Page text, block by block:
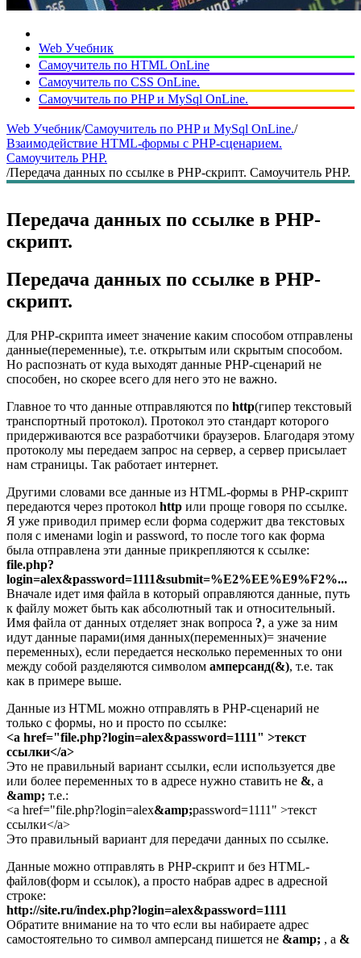
Web Учебник
Самоучитель по HTML OnLine
Самоучитель по CSS OnLine.
Самоучитель по PHP и MySql OnLine.
Web Учебник/Самоучитель по PHP и MySql OnLine./
Взаимодействие HTML-формы с PHP-сценарием.
Самоучитель PHP.
/Передача данных по ссылке в PHP-скрипт. Самоучитель PHP.
Передача данных по ссылке в PHP-
скрипт.
Передача данных по ссылке в PHP-
скрипт.
Для PHP-скрипта имеет значение каким способом отправлены
данные(переменные), т.е. открытым или скрытым способом.
Но распознать от куда выходят данные PHP-сценарий не
способен, но скорее всего для него это не важно.
Главное то что данные отправляются по http(гипер текстовый
транспортный протокол). Протокол это стандарт которого
придерживаются все разработчики браузеров. Благодаря этому
протоколу мы передаем запрос на сервер, а сервер присылает
нам страницы. Так работает интернет.
Другими словами все данные из HTML-формы в PHP-скрипт
передаются через протокол http или проще говоря по ссылке.
Я уже приводил пример если форма содержит два текстовых
поля с именами login и password, то после того как форма
была отправлена эти данные прикрепляются к ссылке:
file.php?
login=alex&password=1111&submit=%E2%EE%E9%F2%...
Вначале идет имя файла в который оправляются данные, путь
к файлу может быть как абсолютный так и относительный.
Имя файла от данных отделяет знак вопроса ?, а уже за ним
идут данные парами(имя данных(переменных)= значение
переменных), если передается несколько переменных то они
между собой разделяются символом амперсанд(&), т.е. так
как в примере выше.
Данные из HTML можно отправлять в PHP-сценарий не
только с формы, но и просто по ссылке:
<a href="file.php?login=alex&password=1111" >текст
ссылки</a>
Это не правильный вариант ссылки, если используется две
или более переменных то в адресе нужно ставить не &, а
&amp; т.е.:
<a href="file.php?login=alex&amp;password=1111" >текст
ссылки</a>
Это правильный вариант для передачи данных по ссылке.
Данные можно отправлять в PHP-скрипт и без HTML-
файлов(форм и ссылок), а просто набрав адрес в адресной
строке:
http://site.ru/index.php?login=alex&password=1111
Обратите внимание на то что если вы набираете адрес
самостоятельно то символ амперсанд пишется не &amp; , а &